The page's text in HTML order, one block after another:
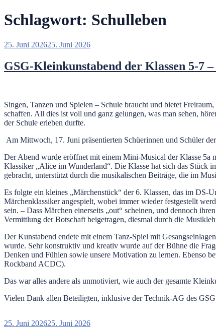
Schlagwort: Schulleben
Veröffentlicht
25. Juni 202625. Juni 2026
GSG-Kleinkunstabend der Klassen 5-7
Singen, Tanzen und Spielen – Schule braucht und bietet
schaffen. All dies ist voll und ganz gelungen, was man sehen,
der Schule erleben durfte.
Am Mittwoch, 17. Juni präsentierten Schüerinnen und Schüler
Der Abend wurde eröffnet mit einem Mini-Musical der Klasse 5a
Klassiker „Alice im Wunderland“. Die Klasse hat sich das Stück
gebracht, unterstützt durch die musikalischen Beiträge, die im
Es folgte ein kleines „Märchenstück“ der 6. Klassen, das im
Märchenklassiker angespielt, wobei immer wieder festgestellt
sein. – Dass Märchen einerseits „out“ scheinen, und dennoch
Vermittlung der Botschaft beigetragen, diesmal durch die
Der Kunstabend endete mit einem Tanz-Spiel mit
wurde. Sehr konstruktiv und kreativ wurde auf der Bühne die
Denken und Fühlen sowie unsere Motivation zu lernen. Ebenso
Rockband ACDC).
Das war alles andere als unmotiviert, wie auch der gesamte
Vielen Dank allen Beteiligten, inklusive der Technik-AG des
Veröffentlicht
25. Juni 202625. Juni 2026